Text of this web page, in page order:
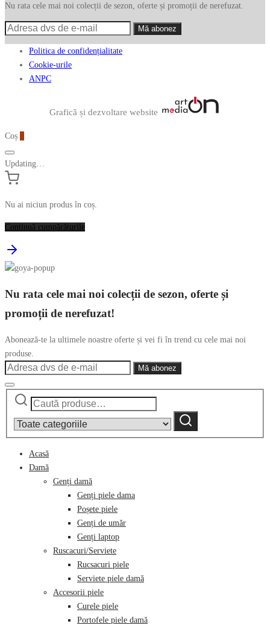
Nu rata cele mai noi colecții de sezon, oferte și promoții de nerefuzat.
Politica de confidențialitate
Cookie-urile
ANPC
Graficã și dezvoltare website
Coș
Updating…
Nu ai niciun produs în coș.
Continuă cumpărăturile
Nu rata cele mai noi colecții de sezon, oferte și
promoții de nerefuzat!
Abonează-te la ultimele noastre oferte și vei fi în trend cu cele mai noi
produse.
Caută
category:
Caută
Acasă
Damă
Genți damă
Genți piele dama
Poșete piele
Genți de umăr
Genți laptop
Ruscacuri/Serviete
Rucsacuri piele
Serviete piele damă
Accesorii piele
Curele piele
Portofele piele damă